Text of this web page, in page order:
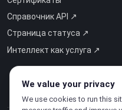
Справочник API ↗
Страница статуса ↗
Интеллект как услуга ↗
We value your privacy
We use cookies to run this